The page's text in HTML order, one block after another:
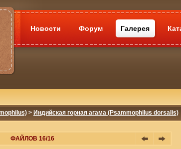
Новости Форум Галерея
> Индийская горная агама (Psammophilus dorsalis)
ФАЙЛОВ 16/16